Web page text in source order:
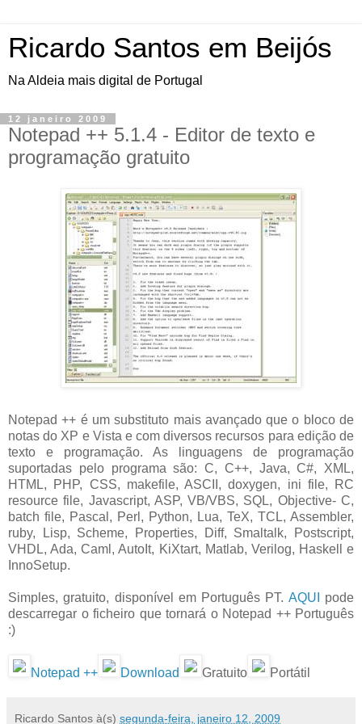
Ricardo Santos em Beijós
Na Aldeia mais digital de Portugal
12 janeiro 2009
Notepad ++ 5.1.4 - Editor de texto e
programação gratuito
Notepad ++ é um substituto mais avançado que o bloco de
notas do XP e Vista e com diversos recursos para edição de
texto e programação. As linguagens de programação
suportadas pelo programa são: C, C++, Java, C#, XML,
HTML, PHP, CSS, makefile, ASCII, doxygen, ini file, RC
resource file, Javascript, ASP, VB/VBS, SQL, Objective- C,
batch file, Pascal, Perl, Python, Lua, TeX, TCL, Assembler,
ruby, Lisp, Scheme, Properties, Diff, Smaltalk, Postscript,
VHDL, Ada, Caml, AutoIt, KiXtart, Matlab, Verilog, Haskell e
InnoSetup.
Simples, gratuito, disponível em Português PT. AQUI
pode
descarregar o ficheiro que tornará o Notepad ++ Português
:)
Notepad ++ Download Gratuito Portátil
Ricardo Santos à(s) segunda-feira, janeiro 12, 2009